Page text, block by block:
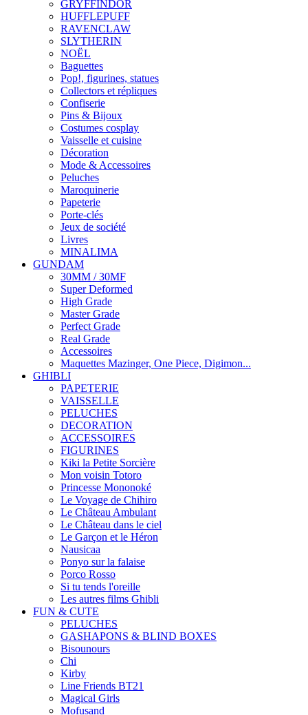
GRYFFINDOR
HUFFLEPUFF
RAVENCLAW
SLYTHERIN
NOËL
Baguettes
Pop!, figurines, statues
Collectors et répliques
Confiserie
Pins & Bijoux
Costumes cosplay
Vaisselle et cuisine
Décoration
Mode & Accessoires
Peluches
Maroquinerie
Papeterie
Porte-clés
Jeux de société
Livres
MINALIMA
GUNDAM
30MM / 30MF
Super Deformed
High Grade
Master Grade
Perfect Grade
Real Grade
Accessoires
Maquettes Mazinger, One Piece, Digimon...
GHIBLI
PAPETERIE
VAISSELLE
PELUCHES
DECORATION
ACCESSOIRES
FIGURINES
Kiki la Petite Sorcière
Mon voisin Totoro
Princesse Mononoké
Le Voyage de Chihiro
Le Château Ambulant
Le Château dans le ciel
Le Garçon et le Héron
Nausicaa
Ponyo sur la falaise
Porco Rosso
Si tu tends l'oreille
Les autres films Ghibli
FUN & CUTE
PELUCHES
GASHAPONS & BLIND BOXES
Bisounours
Chi
Kirby
Line Friends BT21
Magical Girls
Mofusand